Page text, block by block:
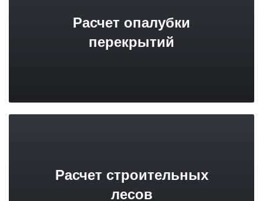
Расчет опалубки
перекрытий
Расчет строительных
лесов